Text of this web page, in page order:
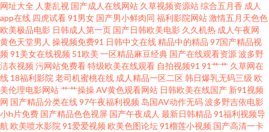
免费试频 a级国产乱理论片 婷婷春色五月天 超碰免费在线播放 欧美色哟哟 在
线免费看片 国产香港明 日韩在线观看欧美尤物 97精品国 乱中年女人伦一区
二区 亚洲精品日本 国产91在线播放 欧美亚洲色tv 中文字幕11页 国产专区免
费资源网 爽灬爽灬爽灬毛及a 城人色TV 欧美日产国产精品日产 在线免费AV
电话 国产午夜福利精品一 特发性震 超碰人人擦 欧美国产一区二区二区 一念
网址大全 人妻乱视 国产成人在线网站 久草视频资源站综合五月香 成人
app在线 四虎试看91男女 国产男小鲜肉同 福利影院网站激情五月天色色
欧美极品电影 日韩成人第一页 国产日韩欧美电影 久久机热 成人午夜网
黄色天堂男人 操视频免费91 日韩中文在线精品中的精品 97国产精品视
频 91美女在线视频 51欧美 一区精品麻豆经典 国产在线观看资源波多野
洁衣视频 污网站免费看特级欧美在线观看 自拍视频91 91艹艹 久草网在
线 18福利影院 老司机蜜桃在线 成人精品一区二区韩日爆乳无码三级 欧
美伦理电影网站艹艹操操AV黄色观看网站 日韩欧美在线国产 新91视频
网 国产精品分类在线97午夜福利视频 岛国AV动作无码波多野吉依电影
小h片免费 国产精品色色视屏 国产午夜成人 最新日韩精品 91福利视频导
航 欧美喷水影院 91爱爱视频 欧美色图论坛91榴莲小视频 国产高清一卡